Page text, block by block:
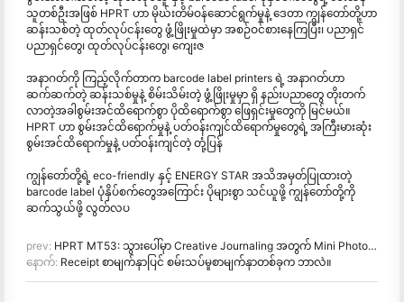
သူတစ်ဦးအဖြစ် HPRT ဟာ မိုဃ်းတိမ်ဝန်ဆောင်ရွက်မှုနဲ့ ဒေတာ ကျွန်တော်တို့ဟာ
ဆန်းသစ်တဲ့ ထုတ်လုပ်ငန်းတွေ ဖွံ့ဖြိုးမှုထဲမှာ အစဉ်ဝင်စားနေကြပြီး၊ ပညာရှင်
ပညာရှင်တွေ၊ ထုတ်လုပ်ငန်းတွေ၊ ကျေးဇ
အနာဂတ်ကို ကြည့်လိုက်တာက barcode label printers ရဲ့ အနာဂတ်ဟာ
ဆက်ဆက်တဲ့ ဆန်းသစ်မှုနဲ့ စိမ်းသိမ်းတဲ့ ဖွံ့ဖြိုးမှုမှာ ရှိ နည်းပညာတွေ တိုးတက်
လာတဲ့အခါစွမ်းအင်ထိရောက်စွာ ပိုထိရောက်စွာ ဖြေရှင်းမှုတွေကို မြင်မယ်။
HPRT ဟာ စွမ်းအင်ထိရောက်မှုနဲ့ ပတ်ဝန်းကျင်ထိရောက်မှုတွေရဲ့ အကြီးမားဆုံး
စွမ်းအင်ထိရောက်မှုနဲ့ ပတ်ဝန်းကျင်တဲ့ တုံ့ပြန်
ကျွန်တော်တို့ရဲ့ eco-friendly နှင့် ENERGY STAR အသိအမှတ်ပြုထားတဲ့
barcode label ပုံနှိပ်စက်တွေအကြောင်း ပိုများစွာ သင်ယူဖို့ ကျွန်တော်တို့ကို
ဆက်သွယ်ဖို့ လွတ်လပ
prev: HPRT MT53: သွားပေါ်မှာ Creative Journaling အတွက် Mini Photo Sticker ပုံစံ
နောက်: Receipt စာမျက်နှာပြင် စမ်းသပ်မှုစာမျက်နှာတစ်ခုက ဘာလဲ။